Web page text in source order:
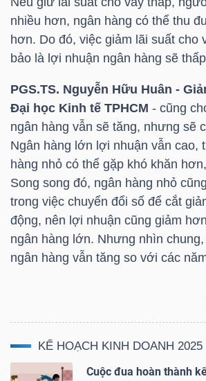
nhiều hơn, ngân hàng có thể thu
hơn. Do đó, việc giảm lãi suất cho
bảo là lợi nhuận ngân hàng sẽ
PGS.TS. Nguyễn Hữu Huân -
Đại học Kinh tế TPHCM - cũng
ngân hàng vẫn sẽ tăng, nhưng sẽ
Ngân hàng lớn lợi nhuận vẫn cao,
hàng nhỏ có thể gặp khó khăn
Song song đó, ngân hàng nhỏ
trong việc chuyển đổi số để cắt
động, nên lợi nhuận cũng giảm
ngân hàng lớn. Nhưng nhìn
ngân hàng vẫn tăng so với các
KẾ HOẠCH KINH DOANH 2025
Cuộc đua hoàn thành
Bài
viết
của
tác
giả
(-)
Báo
cáo
phân
tích
(-)
(-)